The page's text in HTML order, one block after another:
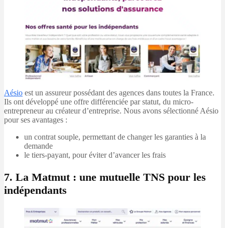
Aésio est un assureur possédant des agences dans toutes la France.
Ils ont développé une offre différenciée par statut, du micro-
entrepreneur au créateur d’entreprise. Nous avons sélectionné Aésio
pour ses avantages :
un contrat souple, permettant de changer les garanties à la
demande
le tiers-payant, pour éviter d’avancer les frais
7. La Matmut : une mutuelle TNS pour les
indépendants